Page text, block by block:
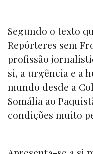
Segundo o texto
Repórteres sem
profissão
si, a urgência e a
mundo desde a
Somália ao
condições muito